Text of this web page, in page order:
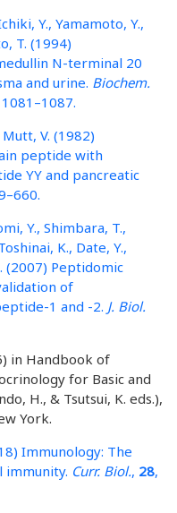
Y., Yamamoto, Y.,
T. (1994)
N-terminal 20
and urine. Biochem.
1081–1087.
V. (1982)
peptide with
YY and pancreatic
Y., Shimbara, T.,
K., Date, Y.,
(2007) Peptidomic
of
1 and -2. J. Biol.
in Handbook of
for Basic and
H., & Tsutsui, K. eds.),
York.
Immunology: The
immunity. Curr. Biol., 28,